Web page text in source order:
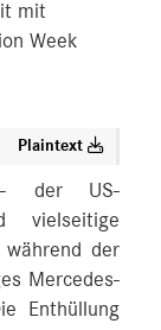
mit
Week
Plaintext
– der US-
vielseitige
der
Mercedes-
Enthüllung